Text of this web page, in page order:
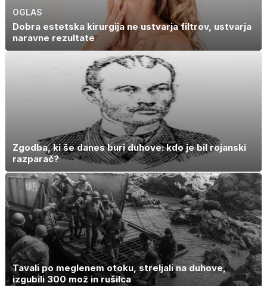
OGLAS
Dobra estetska kirurgija ne ustvarja filtrov, ustvarja
naravne rezultate
Zgodba, ki še danes buri duhove: kdo je bil rojanski
razparač?
Tavali po meglenem otoku, streljali na duhove,
izgubili 300 mož in rušilca